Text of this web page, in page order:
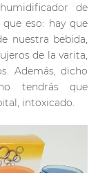
de
eso: hay que
nuestra bebida,
de la varita,
Además, dicho
tendrás que
intoxicado.